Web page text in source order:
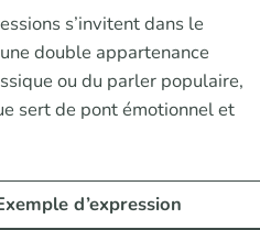
s’invitent dans le
double appartenance
ou du parler populaire,
sert de pont émotionnel et
d’expression